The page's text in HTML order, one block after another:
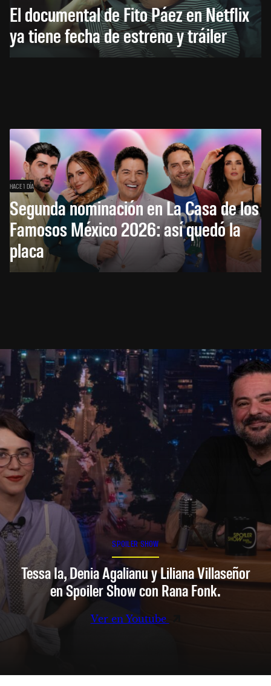
El documental de Fito Páez en Netflix
ya tiene fecha de estreno y tráiler
HACE 1 DÍA
Segunda nominación en La Casa de los
Famosos México 2026: así quedó la
placa
SPOILER SHOW
Tessa Ia, Denia Agalianu y Liliana Villaseñor
en Spoiler Show con Rana Fonk.
Ver en Youtube